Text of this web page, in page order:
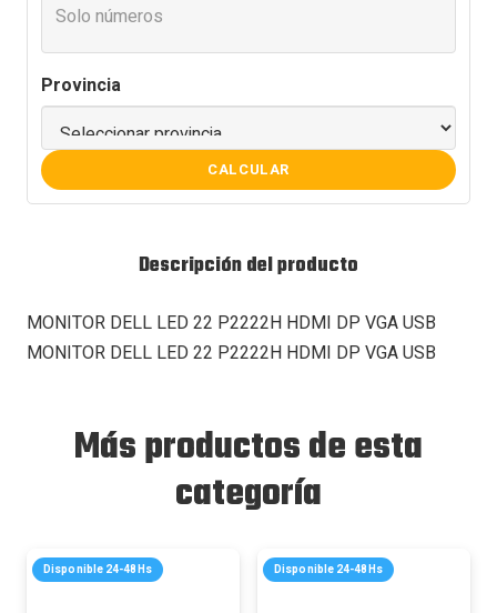
Provincia
CALCULAR
Descripción del producto
MONITOR DELL LED 22 P2222H HDMI DP VGA USB
MONITOR DELL LED 22 P2222H HDMI DP VGA USB
Más productos de esta
categoría
Disponible 24-48Hs Disponible 24-48Hs